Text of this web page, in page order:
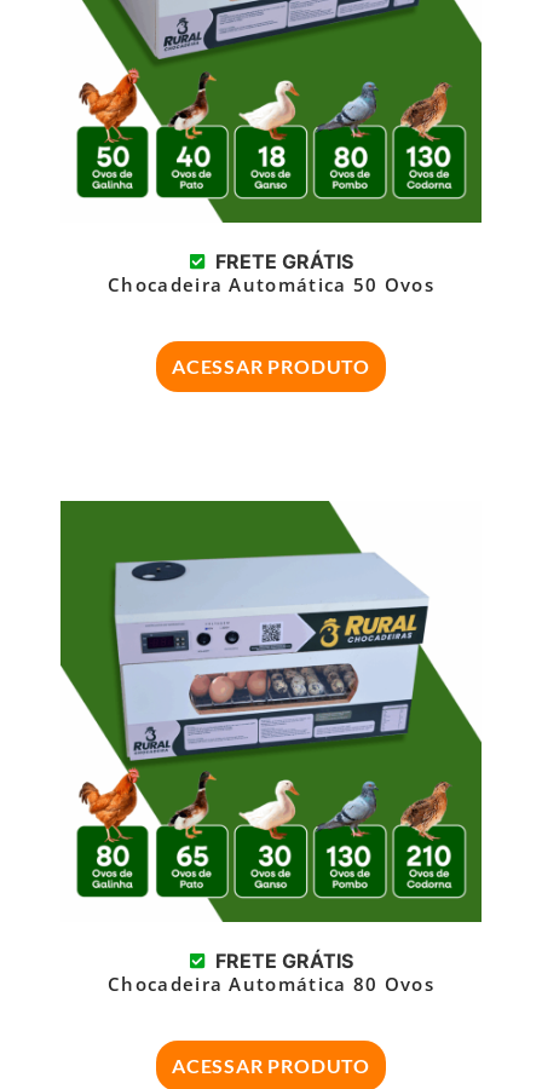
FRETE GRÁTIS
Chocadeira Automática 50 Ovos
ACESSAR PRODUTO
FRETE GRÁTIS
Chocadeira Automática 80 Ovos
ACESSAR PRODUTO